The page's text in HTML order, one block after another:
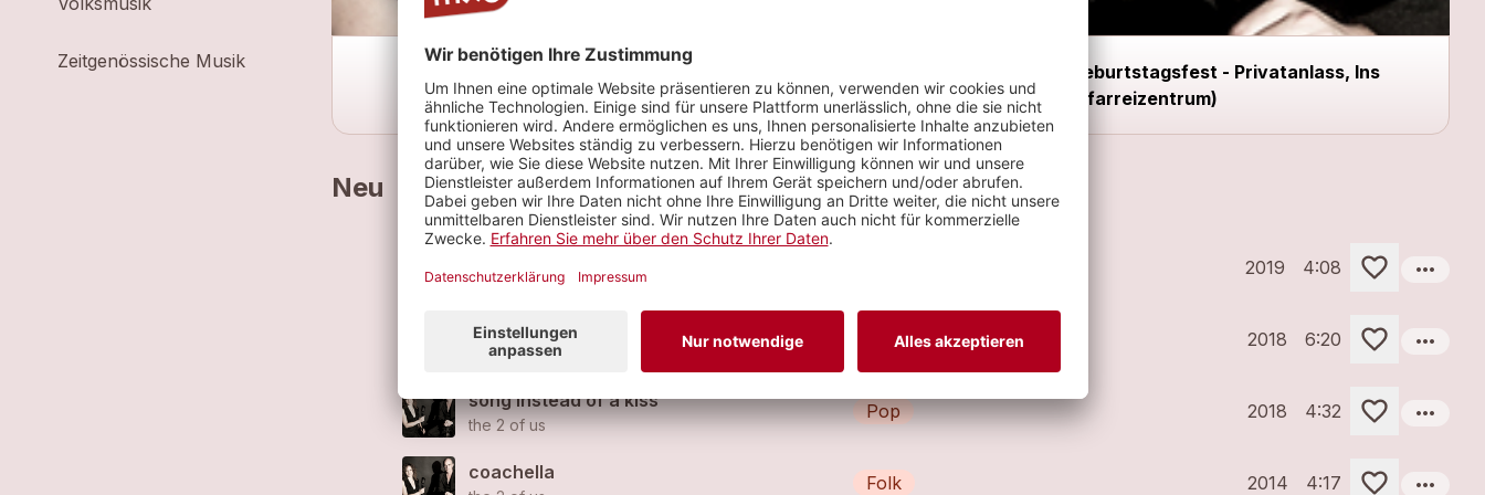
Zeitgenössische Musik
Geburtstagsfest - Privatanlass, Ins
(Pfarreizentrum)
Neu
the 2 of us (feat.the 2 of us
2019 4:08 more_horiz
powerless remix
the 2 of us
Pop 2018 6:20 more_horiz
song instead of a kiss
the 2 of us
Pop 2018 4:32 more_horiz
coachella
Folk 2014 4:17 more_horiz